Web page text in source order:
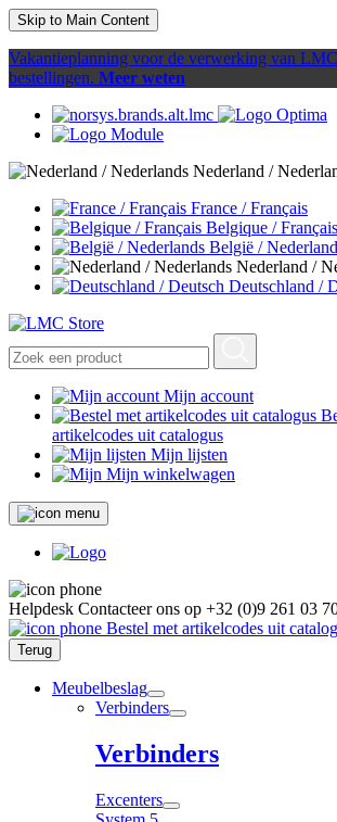
Skip to Main Content
Vakantieplanning voor de verwerking van
bestellingen. Meer weten
Nederland /
France / Français
Belgique / Français
België /
Nederland /
Deutschland /
Mijn account
artikelcodes uit catalogus
Mijn lijsten
Mijn winkelwagen
Helpdesk Contacteer ons op +32 (0)9 261 03
Bestel met artikelcodes uit
Terug
Meubelbeslag
Verbinders
Verbinders
Excenters